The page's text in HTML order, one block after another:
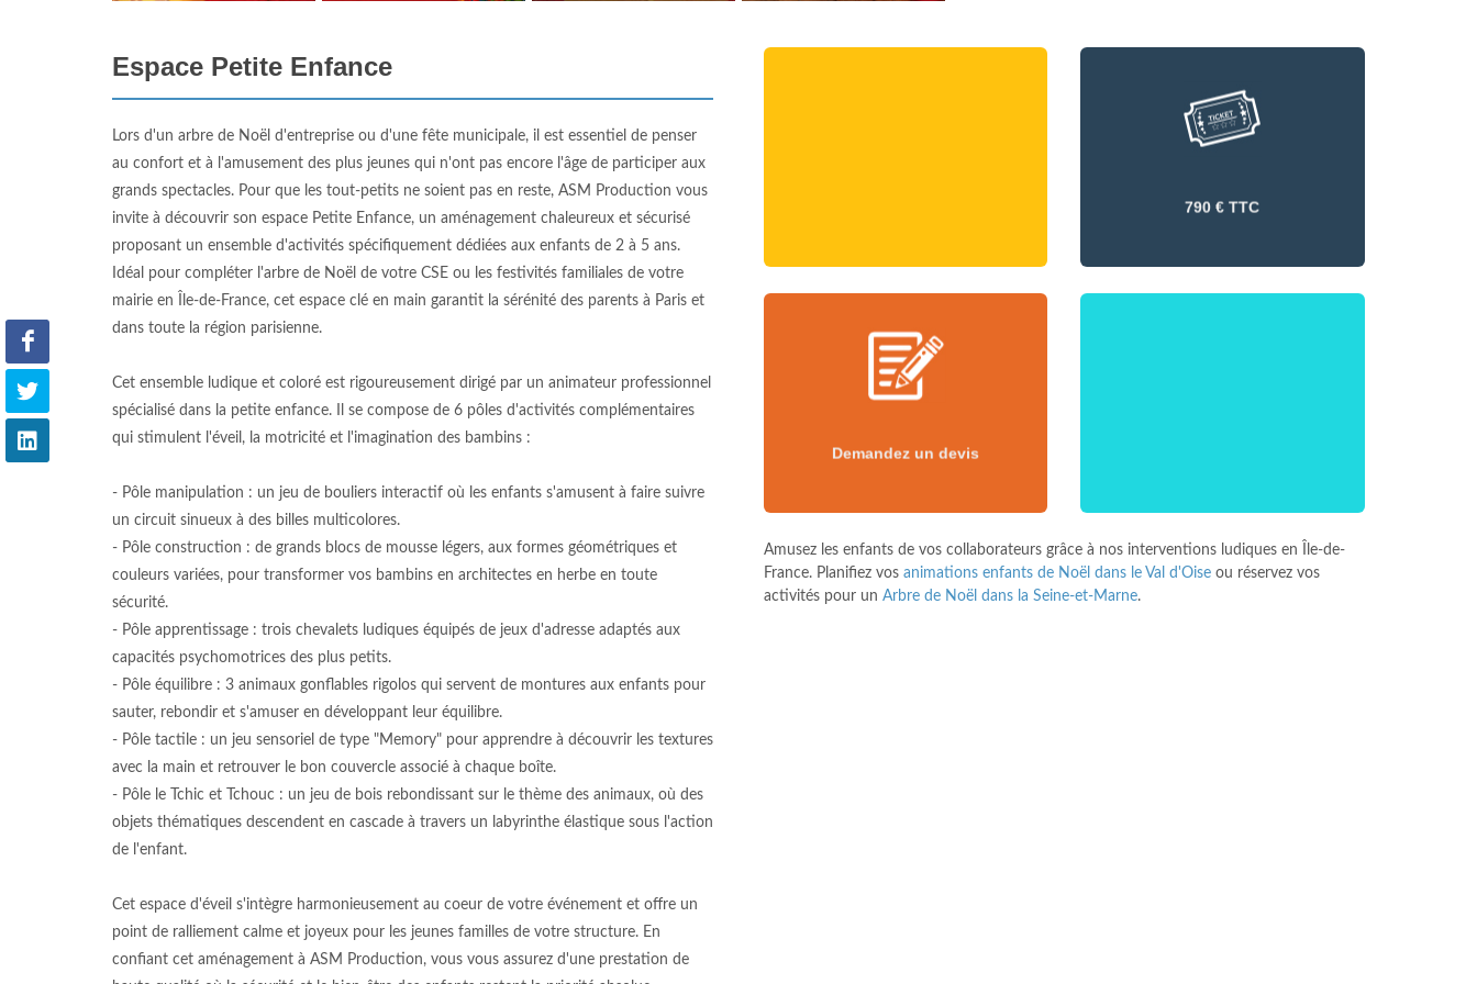
Espace Petite Enfance
Lors d'un arbre de Noël d'entreprise ou d'une fête municipale, il est essentiel de penser
au confort et à l'amusement des plus jeunes qui n'ont pas encore l'âge de participer aux
grands spectacles. Pour que les tout-petits ne soient pas en reste, ASM Production vous
invite à découvrir son espace Petite Enfance, un aménagement chaleureux et sécurisé
proposant un ensemble d'activités spécifiquement dédiées aux enfants de 2 à 5 ans.
Idéal pour compléter l'arbre de Noël de votre CSE ou les festivités familiales de votre
mairie en Île-de-France, cet espace clé en main garantit la sérénité des parents à Paris et
dans toute la région parisienne.
Cet ensemble ludique et coloré est rigoureusement dirigé par un animateur professionnel
spécialisé dans la petite enfance. Il se compose de 6 pôles d'activités complémentaires
qui stimulent l'éveil, la motricité et l'imagination des bambins :
- Pôle manipulation : un jeu de bouliers interactif où les enfants s'amusent à faire suivre
un circuit sinueux à des billes multicolores.
- Pôle construction : de grands blocs de mousse légers, aux formes géométriques et
couleurs variées, pour transformer vos bambins en architectes en herbe en toute
sécurité.
- Pôle apprentissage : trois chevalets ludiques équipés de jeux d'adresse adaptés aux
capacités psychomotrices des plus petits.
- Pôle équilibre : 3 animaux gonflables rigolos qui servent de montures aux enfants pour
sauter, rebondir et s'amuser en développant leur équilibre.
- Pôle tactile : un jeu sensoriel de type "Memory" pour apprendre à découvrir les textures
avec la main et retrouver le bon couvercle associé à chaque boîte.
- Pôle le Tchic et Tchouc : un jeu de bois rebondissant sur le thème des animaux, où des
objets thématiques descendent en cascade à travers un labyrinthe élastique sous l'action
de l'enfant.
Cet espace d'éveil s'intègre harmonieusement au coeur de votre événement et offre un
point de ralliement calme et joyeux pour les jeunes familles de votre structure. En
confiant cet aménagement à ASM Production, vous vous assurez d'une prestation de
790 € TTC
790 € TTC
Demandez un devis
Demandez un devis
Amusez les enfants de vos collaborateurs grâce à nos interventions ludiques en Île-de-
France. Planifiez vos animations enfants de Noël dans le Val d'Oiseou réservez vos
activités pour un Arbre de Noël dans la Seine-et-Marne.